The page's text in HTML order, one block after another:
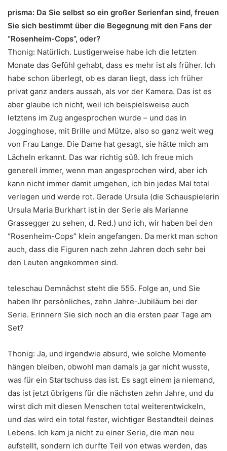
prisma: Da Sie selbst so ein großer Serienfan sind, freuen
Sie sich bestimmt über die Begegnung mit den Fans der
“Rosenheim-Cops”, oder?
Thonig: Natürlich. Lustigerweise habe ich die letzten
Monate das Gefühl gehabt, dass es mehr ist als früher. Ich
habe schon überlegt, ob es daran liegt, dass ich früher
privat ganz anders aussah, als vor der Kamera. Das ist es
aber glaube ich nicht, weil ich beispielsweise auch
letztens im Zug angesprochen wurde – und das in
Jogginghose, mit Brille und Mütze, also so ganz weit weg
von Frau Lange. Die Dame hat gesagt, sie hätte mich am
Lächeln erkannt. Das war richtig süß. Ich freue mich
generell immer, wenn man angesprochen wird, aber ich
kann nicht immer damit umgehen, ich bin jedes Mal total
verlegen und werde rot. Gerade Ursula (die Schauspielerin
Ursula Maria Burkhart ist in der Serie als Marianne
Grassegger zu sehen, d. Red.) und ich, wir haben bei den
“Rosenheim-Cops” klein angefangen. Da merkt man schon
auch, dass die Figuren nach zehn Jahren doch sehr bei
den Leuten angekommen sind.
teleschau Demnächst steht die 555. Folge an, und Sie
haben Ihr persönliches, zehn Jahre-Jubiläum bei der
Serie. Erinnern Sie sich noch an die ersten paar Tage am
Set?
Thonig: Ja, und irgendwie absurd, wie solche Momente
hängen bleiben, obwohl man damals ja gar nicht wusste,
was für ein Startschuss das ist. Es sagt einem ja niemand,
das ist jetzt übrigens für die nächsten zehn Jahre, und du
wirst dich mit diesen Menschen total weiterentwickeln,
und das wird ein total fester, wichtiger Bestandteil deines
Lebens. Ich kam ja nicht zu einer Serie, die man neu
aufstellt, sondern ich durfte Teil von etwas werden, das